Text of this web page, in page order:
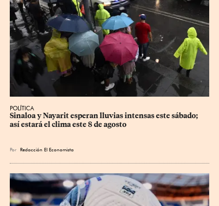
POLÍTICA
Sinaloa y Nayarit esperan lluvias intensas este sábado;
así estará el clima este 8 de agosto
Por Redacción El Economista